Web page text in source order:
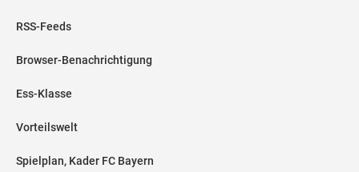
RSS-Feeds
Browser-Benachrichtigung
Ess-Klasse
Vorteilswelt
Spielplan, Kader FC Bayern